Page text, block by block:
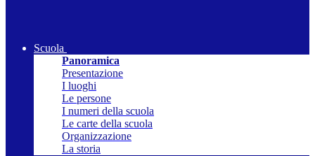
Scuola
Panoramica
Presentazione
I luoghi
Le persone
I numeri della scuola
Le carte della scuola
Organizzazione
La storia